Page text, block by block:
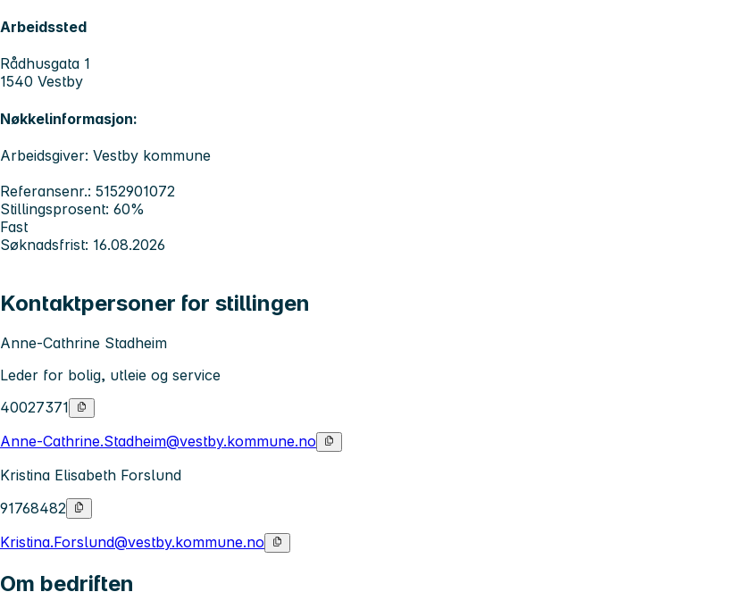
Arbeidssted
Rådhusgata 1
1540 Vestby
Nøkkelinformasjon:
Arbeidsgiver: Vestby kommune
Referansenr.: 5152901072
Stillingsprosent: 60%
Fast
Søknadsfrist: 16.08.2026
Kontaktpersoner for stillingen
Anne-Cathrine Stadheim
Leder for bolig, utleie og service
40027371
Anne-Cathrine.Stadheim@vestby.kommune.no
Kristina Elisabeth Forslund
91768482
Kristina.Forslund@vestby.kommune.no
Om bedriften